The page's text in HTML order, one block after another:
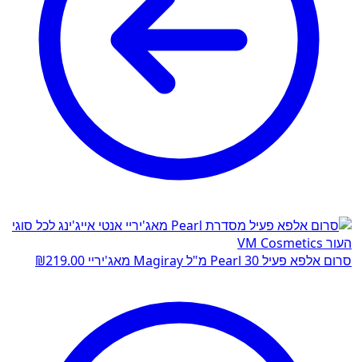
סרום אלפא פעיל Pearl 30 מ"ל Magiray מאג'יריי ₪219.00